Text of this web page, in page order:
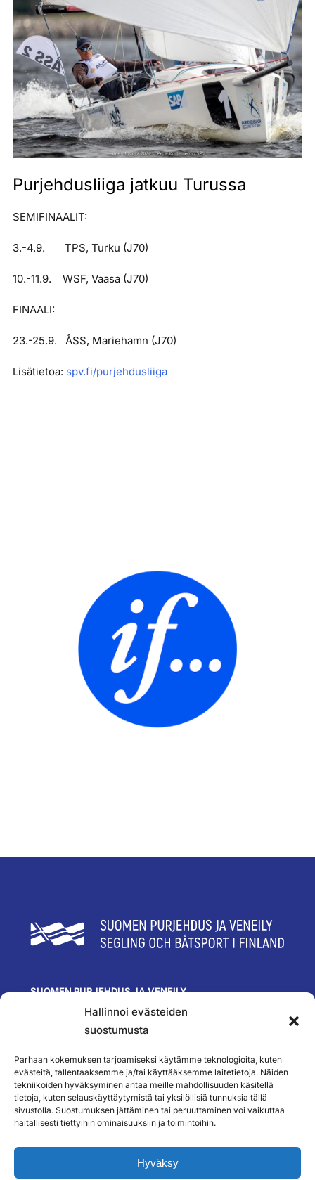
Hallinnoi evästeiden
suostumusta
Parhaan kokemuksen tarjoamiseksi käytämme teknologioita, kuten
evästeitä, tallentaaksemme ja/tai käyttääksemme laitetietoja. Näiden
tekniikoiden hyväksyminen antaa meille mahdollisuuden käsitellä
tietoja, kuten selauskäyttäytymistä tai yksilöllisiä tunnuksia tällä
sivustolla. Suostumuksen jättäminen tai peruuttaminen voi vaikuttaa
haitallisesti tiettyihin ominaisuuksiin ja toimintoihin.
Hyväksy
Purjehdusliiga jatkuu Turussa
SEMIFINAALIT:
3.-4.9. TPS, Turku (J70)
10.-11.9. WSF, Vaasa (J70)
FINAALI:
23.-25.9. ÅSS, Mariehamn (J70)
Lisätietoa: spv.fi/purjehdusliiga
SUOMEN PURJEHDUS JA VENEILY
Olympiastadion
Paavo Nurmen tie 1
Yhteystiedot
SEURAA MEITÄ
TILAA UUTISKIRJEEMME